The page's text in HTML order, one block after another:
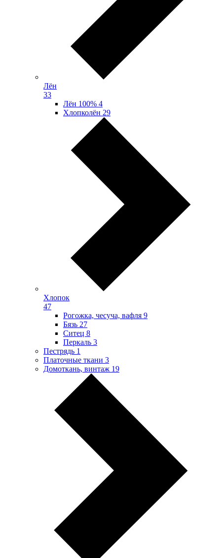
Лён
33
Лён 100% 4
Хлопколён 29
Хлопок
47
Рогожка, чесуча, вафля 9
Бязь 27
Ситец 8
Перкаль 3
Пестрядь 1
Платочные ткани 3
Домоткань, винтаж 19